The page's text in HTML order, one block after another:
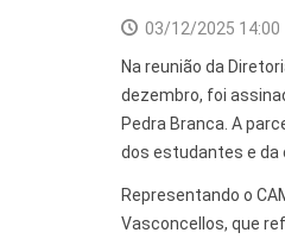
03/12/2025 14:00
Na reunião da
dezembro, foi
Pedra Branca. A
dos estudantes e da
Representando o
Vasconcellos, que